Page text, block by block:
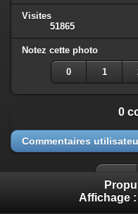
Visites
51865
Notez cette photo
0 1
0
Commentaires
Affichage :